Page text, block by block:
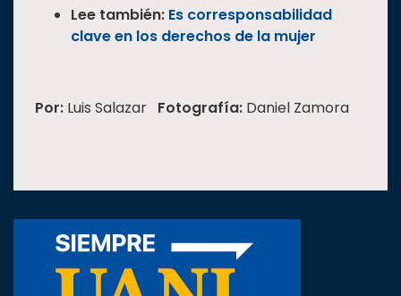
Lee también: Es corresponsabilidad
clave en los derechos de la mujer
Por: Luis Salazar Fotografía: Daniel Zamora